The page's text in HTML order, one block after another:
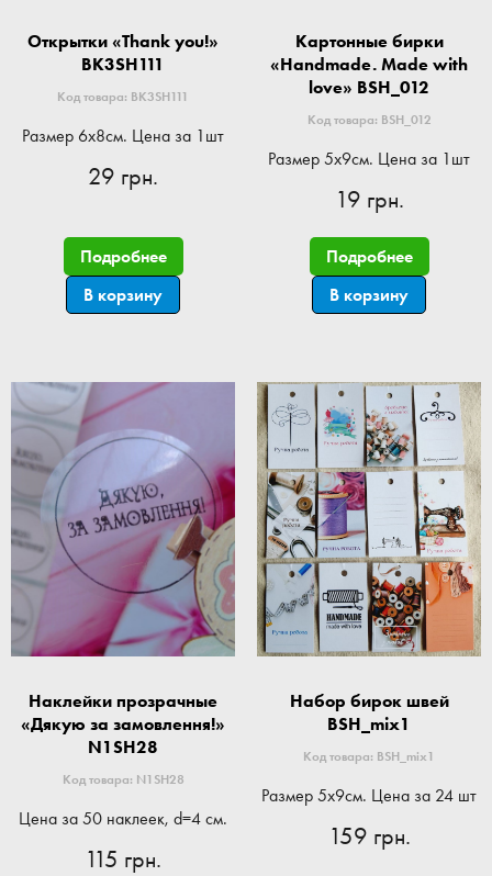
Открытки «Thank you!»
BK3SH111
Код товара: BK3SH111
Размер 6x8см. Цена за 1шт
29 грн.
Подробнее
В корзину
Картонные бирки
«Handmade. Made with
love» BSH_012
Код товара: BSH_012
Размер 5x9см. Цена за 1шт
19 грн.
Подробнее
В корзину
Наклейки прозрачные
«Дякую за замовлення!»
N1SH28
Код товара: N1SH28
Цена за 50 наклеек, d=4 см.
115 грн.
Набор бирок швей
BSH_mix1
Код товара: BSH_mix1
Размер 5x9см. Цена за 24 шт
159 грн.